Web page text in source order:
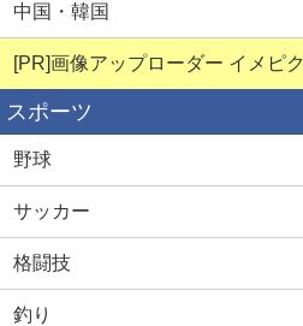
中国・韓国
[PR]画像アップローダー イメピク
スポーツ
野球
サッカー
格闘技
釣り